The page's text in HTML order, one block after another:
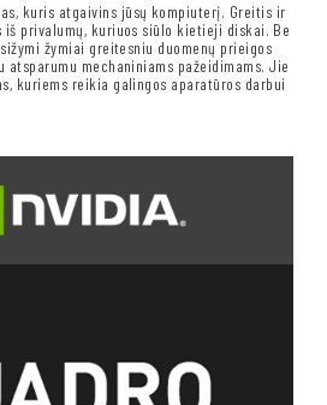
kuris atgaivins jūsų kompiuterį. Greitis ir
privalumų, kuriuos siūlo kietieji diskai. Be
žymiai greitesniu duomenų prieigos
mechaniniams pažeidimams. Jie
kuriems reikia galingos aparatūros darbui